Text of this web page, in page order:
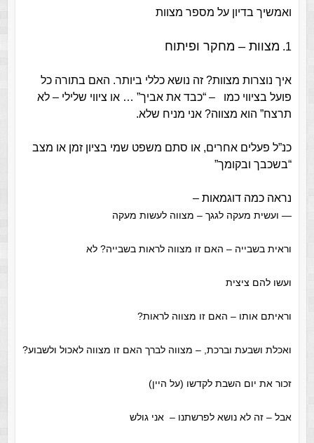
ואמשיך בדיון על מספר מצוות
1. מצוות – מחקר ופיתוח
איך נוצרות מצוות? זה נושא כללי ביותר. האם בתורה כל
פועל בציווי כמו – “כבד את אביך” … או ציווי שלילי – לא
תרצח” הוא מצווה? אני מניח שלא.
כנ”ל פעלים אחרים, או סתם משפט שמי בציון זמן או מצב
“בשכבך ובקומך”
נראה כמה דוגמאות –
— ועשית מעקה לגגך – מצווה לעשות מעקה
וראית בשבייה – האם זו מצווה לראות בשבייה? לא
ועשו להם ציצית
וראיתם אותו – האם זו מצווה לראות?
ואכלת ושבעת וברכת, – מצווה לברך האם זו מצווה לאכול ולשבוע?
זכור את יום השבת לקדשו (על היין)
אבל – זה לא נושא לפרשתנו – אני גולש